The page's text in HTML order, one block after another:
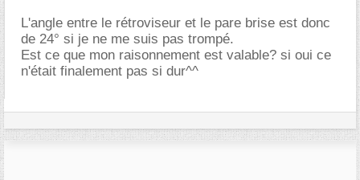
L'angle entre le rétroviseur et le pare brise est donc
de 24° si je ne me suis pas trompé.
Est ce que mon raisonnement est valable? si oui ce
n'était finalement pas si dur^^